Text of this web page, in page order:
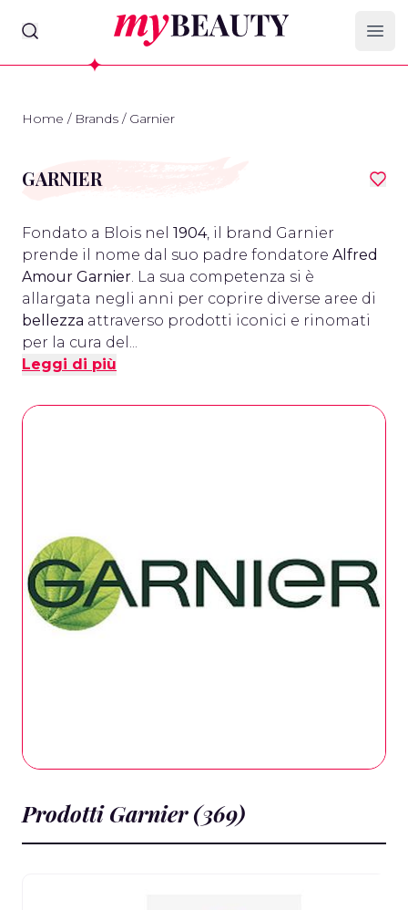
myBeauty
Home / Brands / Garnier
GARNIER
Fondato a Blois nel 1904, il brand Garnier
prende il nome dal suo padre fondatore Alfred
Amour Garnier. La sua competenza si è
allargata negli anni per coprire diverse aree di
bellezza attraverso prodotti iconici e rinomati
per la cura del...
Leggi di più
Prodotti Garnier (369)